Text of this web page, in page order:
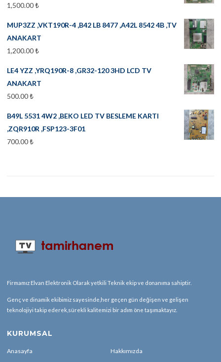
1,500.00₺
MUP3ZZ ,VKT190R-4 ,B42 LB 8477 ,A42L 8542 4B ,TV
ANAKART
1,200.00₺
LE4 YZZ ,YRQ190R-8 ,GR32-120 3HD LCD TV
ANAKART
500.00₺
B49L 5531 4W2 ,BEKO LED TV BESLEME KARTI
,ZQR910R ,FSP123-3F01
700.00₺
Firmamız Elvan Elektronik Olarak yetkili Teknik ekip ve donanıma sahiptir.
Genç ve dinamik ekibimiz sayesinde,her geçen gün değişen ve gelişen
teknolojiyi takip ederek,sürekli kalitemizi bir adım öne taşımaktayız.
KURUMSAL
Anasayfa Hakkımızda